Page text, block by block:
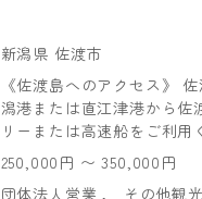
新潟県 佐渡市
《佐渡島へのアクセス》
潟港または直江津港から佐
リーまたは高速船をご利用
250,000円 〜 350,000円
団体法人営業，
その他観